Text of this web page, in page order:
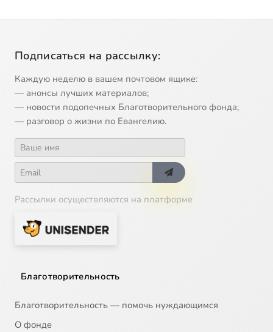
Подписаться на рассылку:
Каждую неделю в вашем почтовом ящике:
— анонсы лучших материалов;
— новости подопечных Благотворительного фонда;
— разговор о жизни по Евангелию.
Рассылки осуществляются на платформе
Благотворительность
Благотворительность — помочь нуждающимся
О фонде